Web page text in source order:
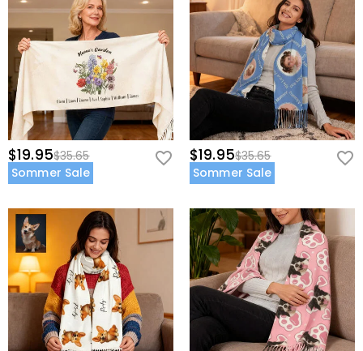
$19.95$35.65
Sommer Sale
$19.95$35.65
Sommer Sale